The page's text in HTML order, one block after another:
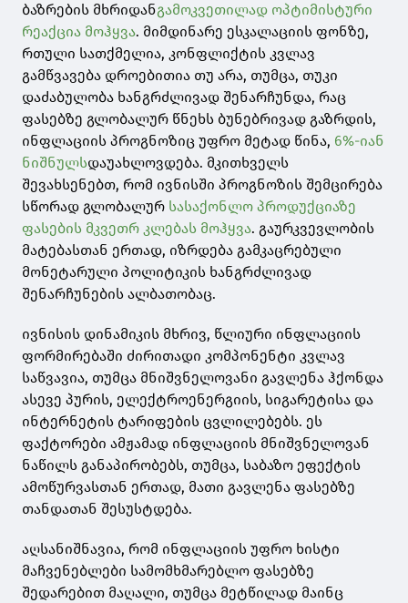
ბაზრების მხრიდანგამოკვეთილად ოპტიმისტური
რეაქცია მოჰყვა. მიმდინარე ესკალაციის ფონზე,
რთული სათქმელია, კონფლიქტის კვლავ
გამწვავება დროებითია თუ არა, თუმცა, თუკი
დაძაბულობა ხანგრძლივად შენარჩუნდა, რაც
ფასებზე გლობალურ წნეხს ბუნებრივად გაზრდის,
ინფლაციის პროგნოზიც უფრო მეტად წინა, 6%-იან
ნიშნულსდაუახლოვდება. მკითხველს
შევახსენებთ, რომ ივნისში პროგნოზის შემცირება
სწორად გლობალურ სასაქონლო პროდუქციაზე
ფასების მკვეთრ კლებას მოჰყვა. გაურკვევლობის
მატებასთან ერთად, იზრდება გამკაცრებული
მონეტარული პოლიტიკის ხანგრძლივად
შენარჩუნების ალბათობაც.
ივნისის დინამიკის მხრივ, წლიური ინფლაციის
ფორმირებაში ძირითადი კომპონენტი კვლავ
საწვავია, თუმცა მნიშვნელოვანი გავლენა ჰქონდა
ასევე პურის, ელექტროენერგიის, სიგარეტისა და
ინტერნეტის ტარიფების ცვლილებებს. ეს
ფაქტორები ამჟამად ინფლაციის მნიშვნელოვან
ნაწილს განაპირობებს, თუმცა, საბაზო ეფექტის
ამოწურვასთან ერთად, მათი გავლენა ფასებზე
თანდათან შესუსტდება.
აღსანიშნავია, რომ ინფლაციის უფრო ხისტი
მაჩვენებლები სამომხმარებლო ფასებზე
შედარებით მაღალი, თუმცა მეტწილად მაინც